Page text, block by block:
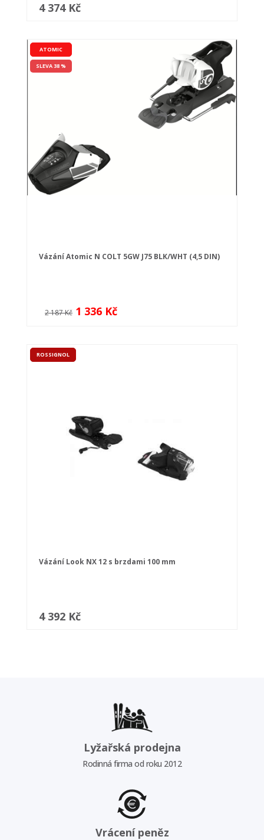
4 374 Kč
ATOMIC
SLEVA 38 %
Vázání Atomic N COLT 5GW J75 BLK/WHT (4,5 DIN)
2 187 Kč 1 336 Kč
ROSSIGNOL
Vázání Look NX 12 s brzdami 100 mm
4 392 Kč
Lyžařská prodejna
Rodinná firma od roku 2012
Vrácení peněz